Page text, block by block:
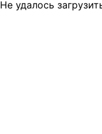
Не удалось